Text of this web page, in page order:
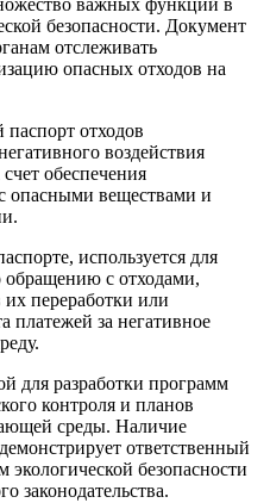
важных функций в
безопасности. Документ
отслеживать
опасных отходов на
отходов
воздействия
обеспечения
опасными веществами и
используется для
с отходами,
переработки или
платежей за негативное
для разработки программ
контроля и планов
среды. Наличие
ответственный
безопасности
законодательства.